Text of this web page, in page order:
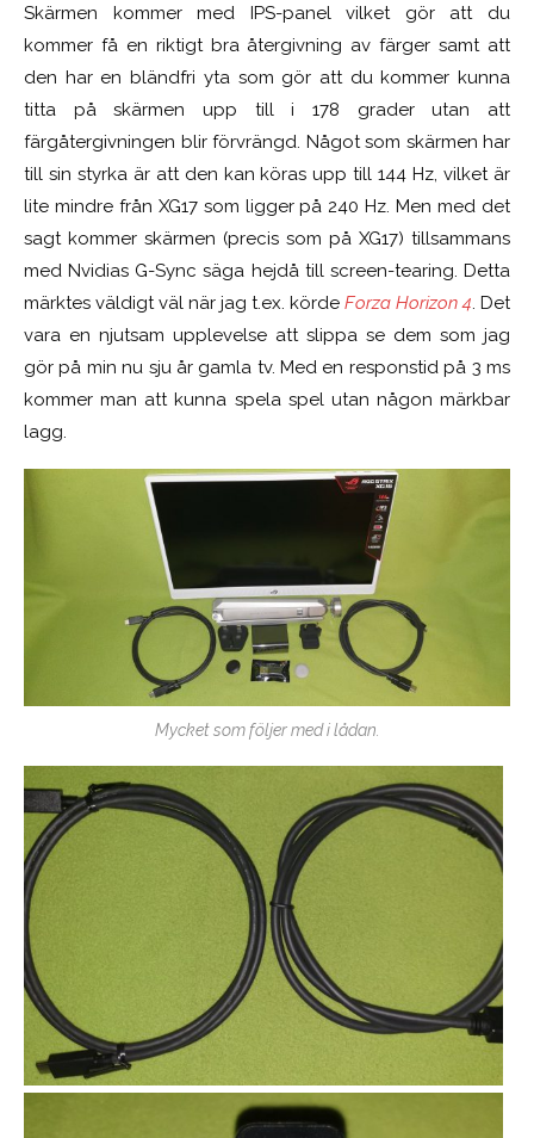
Skärmen kommer med IPS-panel vilket gör att du
kommer få en riktigt bra återgivning av färger samt att
den har en bländfri yta som gör att du kommer kunna
titta på skärmen upp till i 178 grader utan att
färgåtergivningen blir förvrängd. Något som skärmen har
till sin styrka är att den kan köras upp till 144 Hz, vilket är
lite mindre från XG17 som ligger på 240 Hz. Men med det
sagt kommer skärmen (precis som på XG17) tillsammans
med Nvidias G-Sync säga hejdå till screen-tearing. Detta
märktes väldigt väl när jag t.ex. körde Forza Horizon 4. Det
vara en njutsam upplevelse att slippa se dem som jag
gör på min nu sju år gamla tv. Med en responstid på 3 ms
kommer man att kunna spela spel utan någon märkbar
lagg.
Mycket som följer med i lådan.